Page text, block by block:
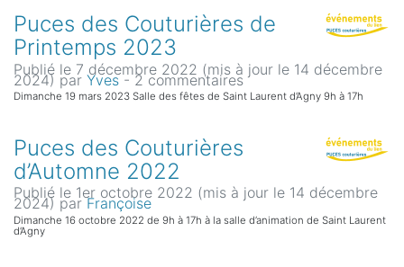
Puces des Couturières de
Printemps 2023
Publié le 7 décembre 2022 (mis à jour le 14 décembre
2024) par Yves- 2 commentaires
Dimanche 19 mars 2023 Salle des fêtes de Saint Laurent d’Agny 9h à 17h
Puces des Couturières
d’Automne 2022
Publié le 1er octobre 2022 (mis à jour le 14 décembre
2024) parFrançoise
Dimanche 16 octobre 2022 de 9h à 17h à la salle d’animation de Saint Laurent
d’Agny